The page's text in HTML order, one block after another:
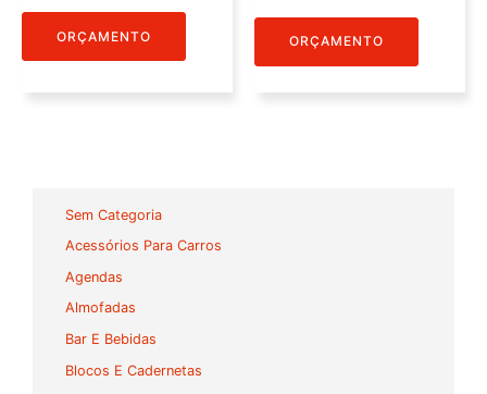
Sem Categoria
Acessórios Para Carros
Agendas
Almofadas
Bar E Bebidas
Blocos E Cadernetas
ORÇAMENTO ORÇAMENTO